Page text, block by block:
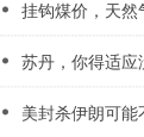
挂钩煤价，天然
苏丹，你得适应
美封杀伊朗可能